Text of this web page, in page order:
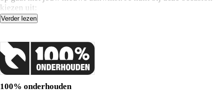
kiezen uit:
Munsterhuis Garantiepakket A t.w.v. €295,- of Munsterhuis
onze verkoopmedewerkers naar de voorwaarden en
mogelijkheden.
Voor meer informatie, een proefrit of een vrijblijvende offerte
op maat kun je gerust contact met ons opnemen via de
Verder lezen
100% onderhouden